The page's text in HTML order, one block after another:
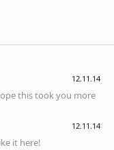
12.11.14
this took you more
12.11.14
it here!